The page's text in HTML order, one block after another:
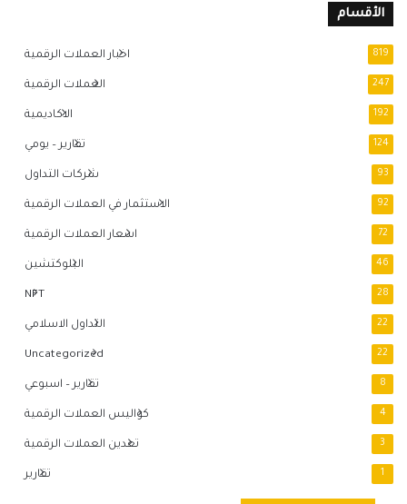
الأقسام
اخبار العملات الرقمية 819
العملات الرقمية 247
الاكاديمية 192
تقارير – يومي 124
شركات التداول 93
الاستثمار في العملات الرقمية 92
اسعار العملات الرقمية 72
البلوكتشين 46
NFT 28
التداول الاسلامي 22
Uncategorized 22
تقارير – اسبوعي 8
كواليس العملات الرقمية 4
تعدين العملات الرقمية 3
تقارير 1